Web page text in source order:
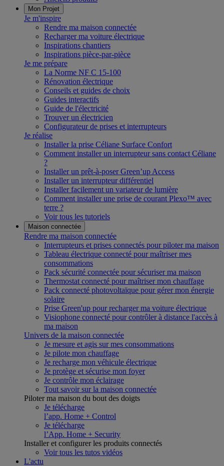
Mon Projet
Je m'inspire
Rendre ma maison connectée
Recharger ma voiture électrique
Inspirations chantiers
Inspirations pièce-par-pièce
Je me prépare
La Norme NF C 15-100
Rénovation électrique
Conseils et guides de choix
Guides interactifs
Guide de l'électricité
Trouver un électricien
Configurateur de prises et interrupteurs
Je réalise
Installer la prise Céliane Surface Confort
Comment installer un interrupteur sans contact Céliane
?
Installer un prêt-à-poser Green’up Access
Installer un interrupteur différentiel
Installer facilement un variateur de lumière
Comment installer une prise de courant Plexo™ avec
terre ?
Voir tous les tutoriels
Maison connectée
Rendre ma maison connectée
Interrupteurs et prises connectés pour piloter ma maison
Tableau électrique connecté pour maîtriser mes
consommations
Pack sécurité connectée pour sécuriser ma maison
Thermostat connecté pour maîtriser mon chauffage
Pack connecté photovoltaïque pour gérer mon énergie
solaire
Prise Green'up pour recharger ma voiture électrique
Visiophone connecté pour contrôler à distance l'accès à
ma maison
Univers de la maison connectée
Je mesure et agis sur mes consommations
Je pilote mon chauffage
Je recharge mon véhicule électrique
Je protège et sécurise mon foyer
Je contrôle mon éclairage
Tout savoir sur la maison connectée
Piloter ma maison du bout des doigts
Je télécharge
l’app. Home + Control
Je télécharge
l’App. Home + Security
Installer et configurer les produits connectés
Voir tous les tutos vidéos
L'actu